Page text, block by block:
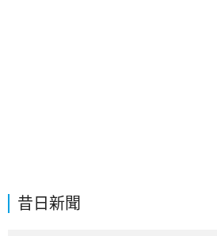
昔日新聞